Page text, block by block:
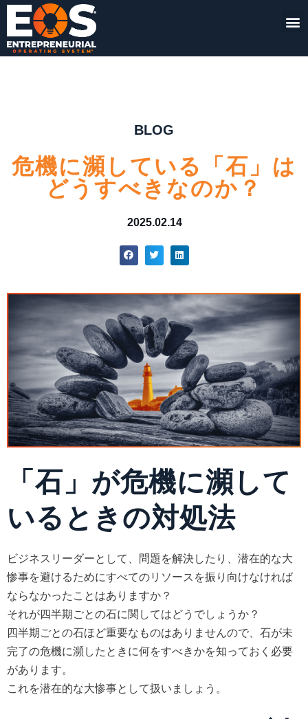
BLOG
危機に瀕している「石」は
どうすべきなのか？
2025.02.14
「石」が危機に瀕して
いるときの対処法
ビジネスリーダーとして、問題を解決したり、潜在的な大
惨事を避けるためにすべてのリソースを振り向けなければ
ならなかったことはありますか？
それが四半期ごとの石に関してはどうでしょうか？
四半期ごとの石ほど重要なものはありませんので、石が未
完了の危機に瀕したときに何をすべきかを知っておく必要
があります。
これを潜在的な大惨事として扱いましょう。